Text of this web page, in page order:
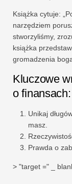
Książka cytuje:
narzędziem
stworzyliśmy,
książka
gromadzenia
Kluczowe
o finansach:
Unikaj
masz.
Prawda o
> "target =" _